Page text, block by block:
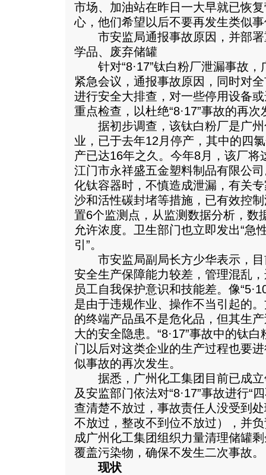
市场、加油站在昨日一大早就已恢
心，他们希望以后不要再发生类似
市安监局通报事故原因，并部署
学品、废弃储罐
针对“8·17”钛白粉厂泄漏事故，
紧急会议，通报事故原因，同时对
进行安全大排查，对一些停用设备
重点检查，以杜绝“8·17”事故的再次
据初步调查，该钛白粉厂是广州
业，已于去年12月停产，其中的四
产已达16年之久。今年8月，该厂将
江门市永祥盛五金塑料制品有限公
化钛容器时，不慎造成泄漏，有关
沙和活性碳封堵等措施，已有效控
置6个监测点，从监测数据分析，数
允许浓度。卫生部门也立即发出“急
引”。
市安监局副局长方少华表示，目
安全生产保障能力较差，管理混乱
员工自我保护意识和技能差。像
是由于违规作业、操作不当引起的
的终端产品虽不是危化品，但其生
大的安全隐患。“8·17”事故中的钛
门以后对这类企业的生产过程也要进
似事故的再次发生。
据悉，广州化工集团目前已成立
及安监部门依法对“8·17”事故进行“
查清楚不放过，事故责任人没受到
不放过，整改不到位不放过），并
成广州化工集团组织力量清理储罐
覆盖污染物，确保不发生二次事故。
现状